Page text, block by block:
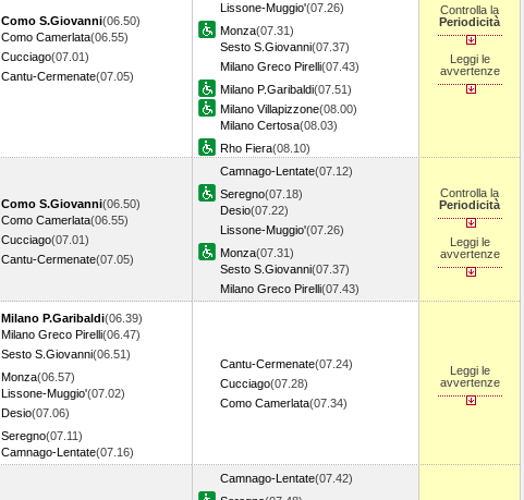
Como S.Giovanni(06.50)
Como Camerlata(06.55)
Cucciago(07.01)
Cantu-Cermenate(07.05)
Lissone-Muggio'(07.26)
Monza(07.31)
Sesto S.Giovanni(07.37)
Milano Greco Pirelli(07.43)
Milano P.Garibaldi(07.51)
Milano Villapizzone(08.00)
Milano Certosa(08.03)
Rho Fiera(08.10)
Controlla la
Periodicità
Leggi le
avvertenze
Como S.Giovanni(06.50)
Como Camerlata(06.55)
Cucciago(07.01)
Cantu-Cermenate(07.05)
Camnago-Lentate(07.12)
Seregno(07.18)
Desio(07.22)
Lissone-Muggio'(07.26)
Monza(07.31)
Sesto S.Giovanni(07.37)
Milano Greco Pirelli(07.43)
Controlla la
Periodicità
Leggi le
avvertenze
Milano P.Garibaldi(06.39)
Milano Greco Pirelli(06.47)
Sesto S.Giovanni(06.51)
Monza(06.57)
Lissone-Muggio'(07.02)
Desio(07.06)
Seregno(07.11)
Camnago-Lentate(07.16)
Cantu-Cermenate(07.24)
Cucciago(07.28)
Como Camerlata(07.34)
Leggi le
avvertenze
Camnago-Lentate(07.42)